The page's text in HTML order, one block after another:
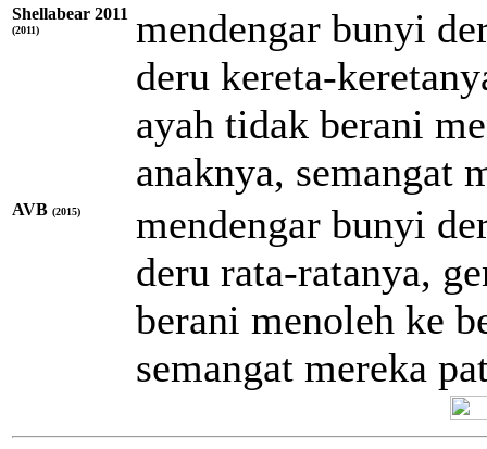
Shellabear 2011
(2011)
mendengar bunyi
deru kereta-
ayah tidak berani
anaknya, semangat
AVB (2015)
mendengar bunyi
deru rata-ratanya,
berani menoleh ke
semangat mereka